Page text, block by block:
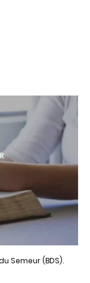
Semeur (BDS).